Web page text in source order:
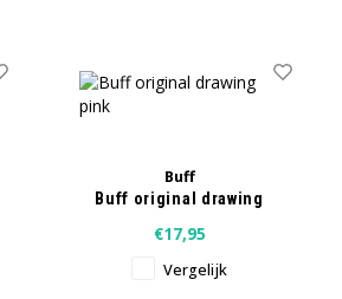
Buff
Buff original drawing
€17,95
Vergelijk